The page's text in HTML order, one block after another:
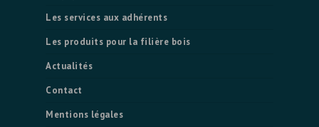
Les services aux adhérents
Les produits pour la filière bois
Actualités
Contact
Mentions légales